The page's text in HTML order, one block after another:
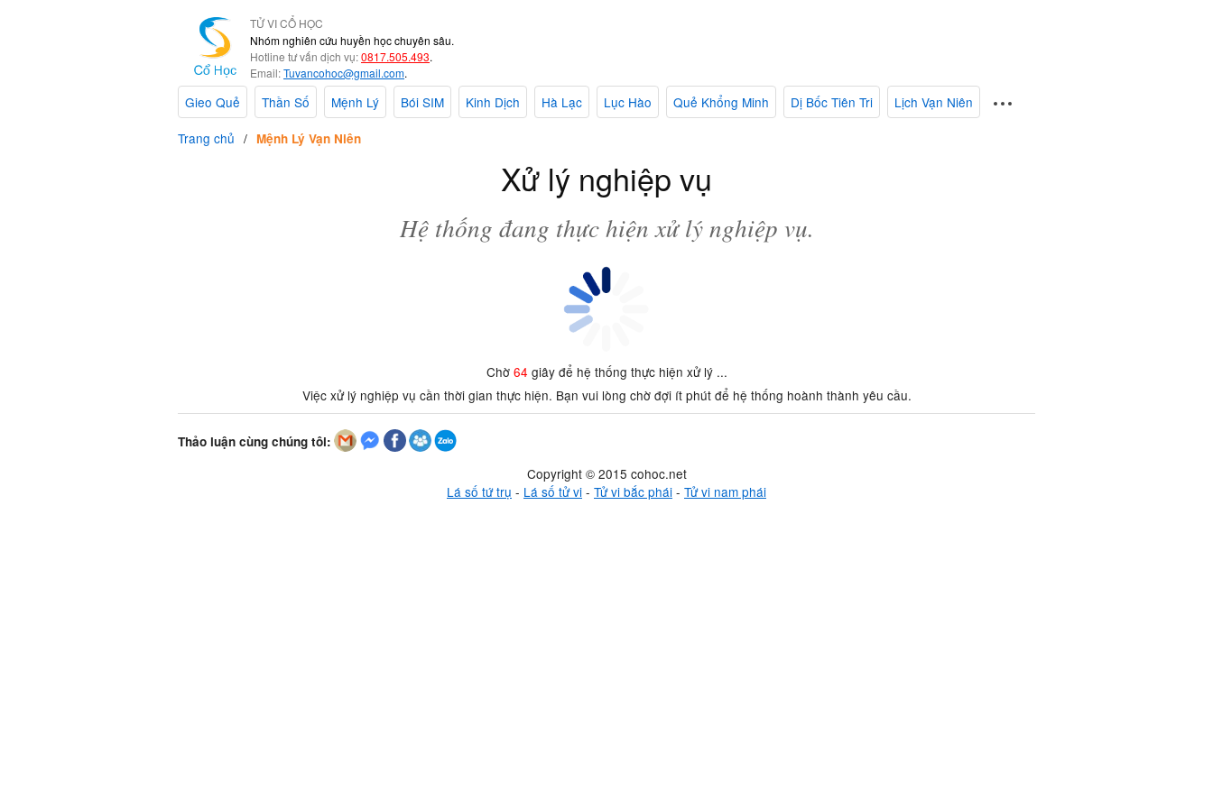
TỬ VI CỔ HỌC
Nhóm nghiên cứu huyền học chuyên sâu.
Hotline tư vấn dịch vụ:0817.505.493.
Email:Tuvancohoc@gmail.com.
Gieo Quẻ Thần Số Mệnh Lý Bói SIM Kinh Dịch Hà Lạc Lục Hào Quẻ Khổng Minh Dị Bốc Tiên Tri
Lịch Vạn Niên
Trang chủ
Mệnh Lý Vạn Niên
Xử lý nghiệp vụ
Hệ thống đang thực hiện xử lý nghiệp vụ.
Chờ 64 giây để hệ thống thực hiện xử lý ...
Việc xử lý nghiệp vụ cần thời gian thực hiện. Bạn vui lòng chờ đợi ít phút để hệ thống hoành thành yêu cầu.
Thảo luận cùng chúng tôi:
Copyright © 2015 cohoc.net
Lá số tứ trụ - Lá số tử vi - Tử vi bắc phái - Tử vi nam phái